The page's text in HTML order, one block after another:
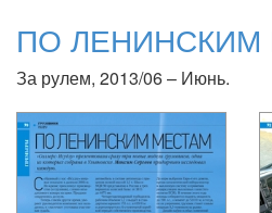
ПО ЛЕНИНСКИМ
За рулем, 2013/06 – Июнь.